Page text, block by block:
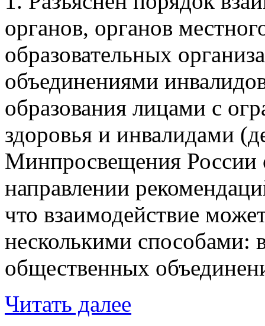
органов, органов
образовательных
объединениями
образования лицами с
здоровья и инвалидами
Минпросвещения
направлении
что взаимодействие
несколькими способами:
общественных
Читать далее